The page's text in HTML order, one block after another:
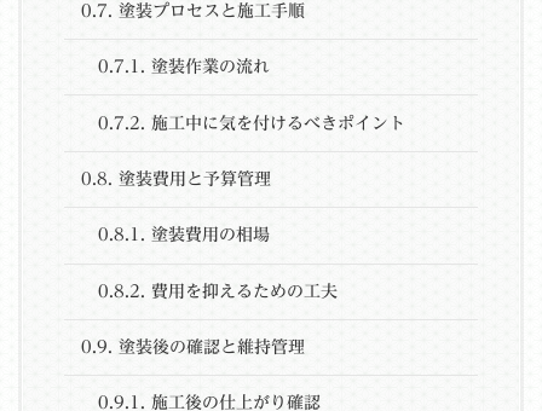
0.7. 塗装プロセスと施工手順
0.7.1. 塗装作業の流れ
0.7.2. 施工中に気を付けるべきポイント
0.8. 塗装費用と予算管理
0.8.1. 塗装費用の相場
0.8.2. 費用を抑えるための工夫
0.9. 塗装後の確認と維持管理
0.9.1. 施工後の仕上がり確認